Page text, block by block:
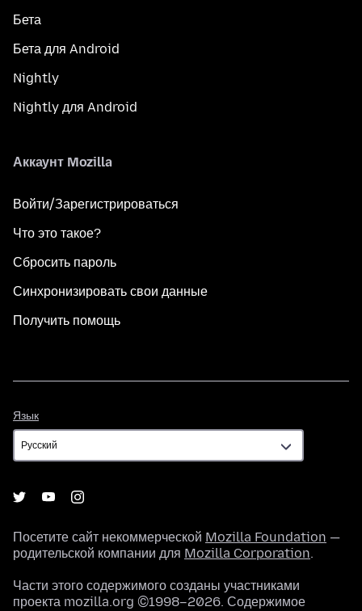
Бета
Бета для Android
Nightly
Nightly для Android
Аккаунт Mozilla
Войти/Зарегистрироваться
Что это такое?
Сбросить пароль
Синхронизировать свои данные
Получить помощь
Язык
Посетите сайт некоммерческой Mozilla Foundation —
родительской компании для Mozilla Corporation.
Части этого содержимого созданы участниками
проекта mozilla.org ©1998–2026. Содержимое